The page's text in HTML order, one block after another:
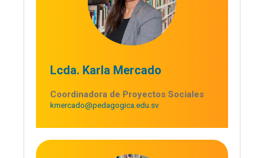
Lcda. Karla Mercado
Coordinadora de Proyectos Sociales
kmercado@pedagogica.edu.sv